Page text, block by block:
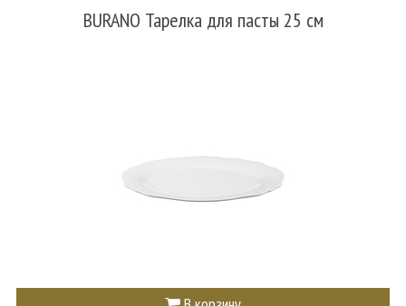
BURANO Тарелка для пасты 25 см